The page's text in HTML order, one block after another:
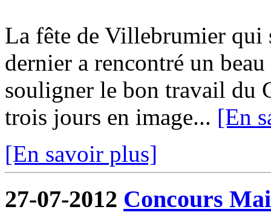
La fête de Villebrumier qui
dernier a rencontré un
souligner le bon travail du
trois jours en image... [En
[En savoir plus]
27-07-2012 Concours